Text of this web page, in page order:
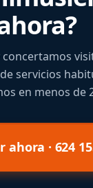
servicios
en menos de
ahora · 624